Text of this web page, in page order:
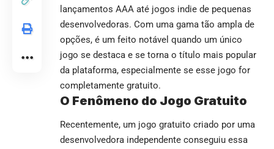
lançamentos AAA até jogos indie de pequenas
desenvolvedoras. Com uma gama tão ampla de
opções, é um feito notável quando um único
jogo se destaca e se torna o título mais popular
da plataforma, especialmente se esse jogo for
completamente gratuito.
O Fenômeno do Jogo Gratuito
Recentemente, um jogo gratuito criado por uma
desenvolvedora independente conseguiu essa